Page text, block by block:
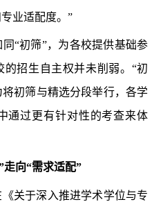
业适配度。”
“初筛”，为各校提供基础参
的招生自主权并未削弱。“初
初筛与精选分段举行，各学
通过更有针对性的考查来体
走向“需求适配”
《关于深入推进学术学位与专